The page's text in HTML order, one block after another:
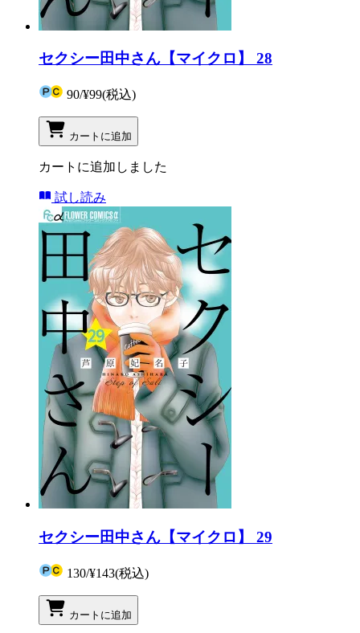
セクシー田中さん【マイクロ】 28
90/¥99(税込)
カートに追加
カートに追加しました
試し読み
セクシー田中さん【マイクロ】 29
130/¥143(税込)
カートに追加